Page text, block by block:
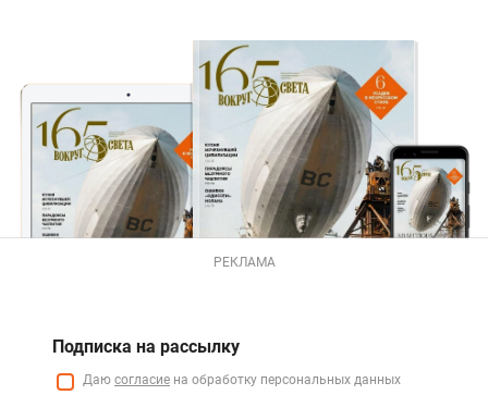
РЕКЛАМА
Подписка на рассылку
Даю согласие на обработку персональных данных